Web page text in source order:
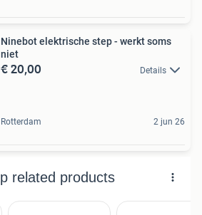
Ninebot elektrische step - werkt soms
niet
€ 20,00 Details
Rotterdam 2 jun 26